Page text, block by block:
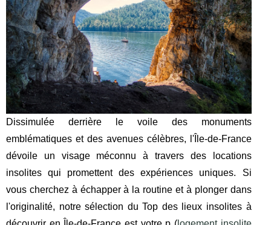
Dissimulée derrière le voile des monuments
emblématiques et des avenues célèbres, l'Île-de-France
dévoile un visage méconnu à travers des locations
insolites qui promettent des expériences uniques. Si
vous cherchez à échapper à la routine et à plonger dans
l'originalité, notre sélection du Top des lieux insolites à